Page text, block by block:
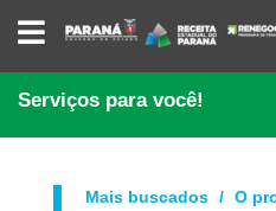
PORTAL
DE
DE
DÉBITOS
Serviços para você!
Mais buscados O